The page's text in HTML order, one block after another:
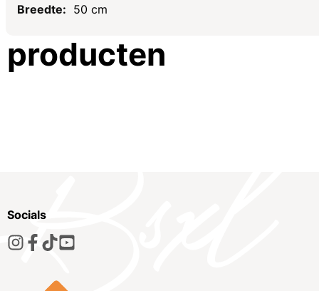
50 cm
Gerelateerde
producten
Socials